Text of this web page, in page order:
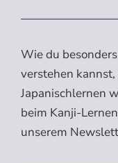
Wie du
verstehen
Japanischlernen
beim Kanji-
unserem